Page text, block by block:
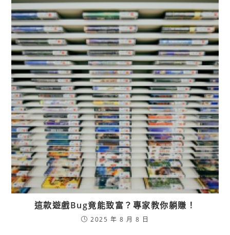
這款遊戲Bug竟能致富？專家教你躺賺！
2025 年 8 月 8 日